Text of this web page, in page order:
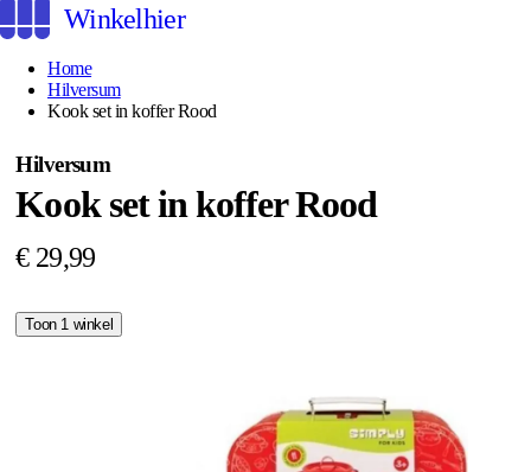
Winkelhier
Home
Hilversum
Kook set in koffer Rood
Hilversum
Kook set in koffer Rood
€ 29,99
Toon 1 winkel